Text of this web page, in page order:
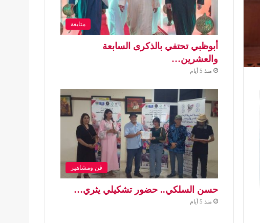
متابعة
أبوظبي تحتفي بالذكرى السابعة
والعشرين…
منذ 5 أيام
فن ومشاهير
حسن السلكي.. حضور تشكيلي يثري…
منذ 5 أيام